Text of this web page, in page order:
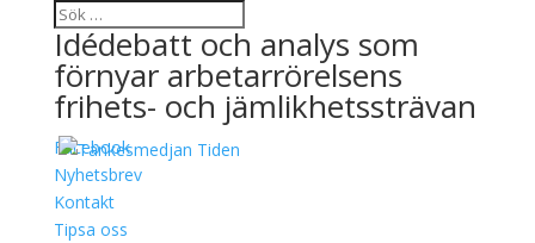
Idédebatt och analys som
förnyar arbetarrörelsens
frihets- och jämlikhetssträvan
Facebook
Nyhetsbrev
Kontakt
Tipsa oss
Folkrörelser och
vardagsmat